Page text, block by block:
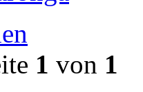
1 von 1